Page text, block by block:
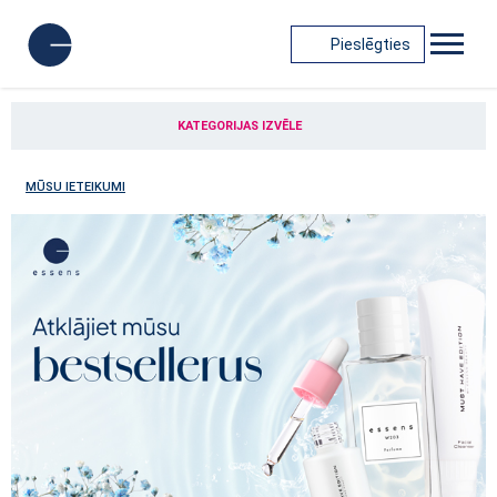
Pieslēgties
KATEGORIJAS IZVĒLE
MŪSU IETEIKUMI